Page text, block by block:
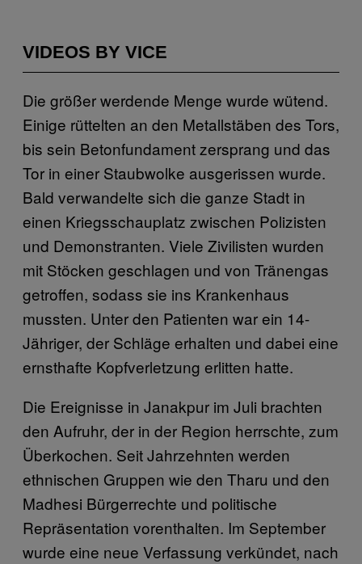
VIDEOS BY VICE
Die größer werdende Menge wurde wütend.
Einige rüttelten an den Metallstäben des Tors,
bis sein Betonfundament zersprang und das
Tor in einer Staubwolke ausgerissen wurde.
Bald verwandelte sich die ganze Stadt in
einen Kriegsschauplatz zwischen Polizisten
und Demonstranten. Viele Zivilisten wurden
mit Stöcken geschlagen und von Tränengas
getroffen, sodass sie ins Krankenhaus
mussten. Unter den Patienten war ein 14-
Jähriger, der Schläge erhalten und dabei eine
ernsthafte Kopfverletzung erlitten hatte.
Die Ereignisse in Janakpur im Juli brachten
den Aufruhr, der in der Region herrschte, zum
Überkochen. Seit Jahrzehnten werden
ethnischen Gruppen wie den Tharu und den
Madhesi Bürgerrechte und politische
Repräsentation vorenthalten. Im September
wurde eine neue Verfassung verkündet, nach